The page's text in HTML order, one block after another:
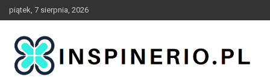
Skip
to
piątek, 7 sierpnia, 2026